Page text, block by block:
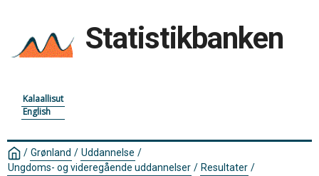
Statistikbanken
Kalaallisut
English
/ Grønland / Uddannelse /
Ungdoms- og videregående uddannelser / Resultater /